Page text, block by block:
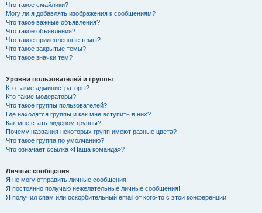
Что такое смайлики?
Могу ли я добавлять изображения к сообщениям?
Что такое важные объявления?
Что такое объявления?
Что такое прилепленные темы?
Что такое закрытые темы?
Что такое значки тем?
Уровни пользователей и группы
Кто такие администраторы?
Кто такие модераторы?
Что такое группы пользователей?
Где находятся группы и как мне вступить в них?
Как мне стать лидером группы?
Почему названия некоторых групп имеют разные цвета?
Что такое группа по умолчанию?
Что означает ссылка «Наша команда»?
Личные сообщения
Я не могу отправить личные сообщения!
Я постоянно получаю нежелательные личные сообщения!
Я получил спам или оскорбительный email от кого-то с этой конференции!